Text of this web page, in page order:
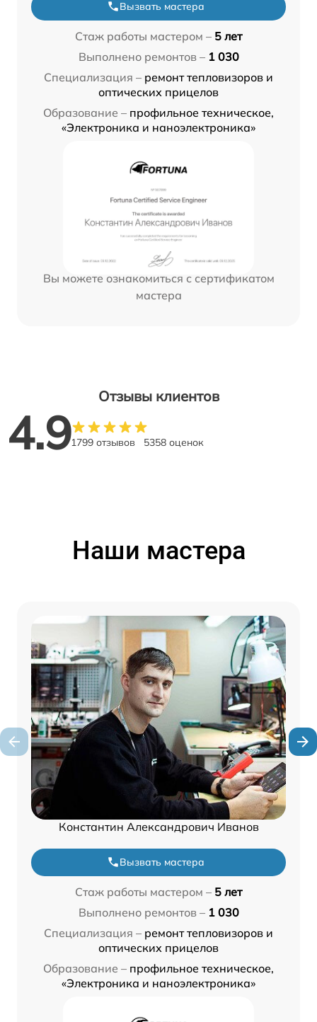
Вызвать мастера
Стаж работы мастером – 5 лет
Выполнено ремонтов – 1 030
Специализация – ремонт тепловизоров и
оптических прицелов
Образование – профильное техническое,
«Электроника и наноэлектроника»
Вы можете ознакомиться с сертификатом
мастера
Отзывы клиентов
4.91799 отзывов 5358 оценок
Наши мастера
Константин Александрович Иванов
Вызвать мастера
Стаж работы мастером – 5 лет
Выполнено ремонтов – 1 030
Специализация – ремонт тепловизоров и
оптических прицелов
Образование – профильное техническое,
«Электроника и наноэлектроника»